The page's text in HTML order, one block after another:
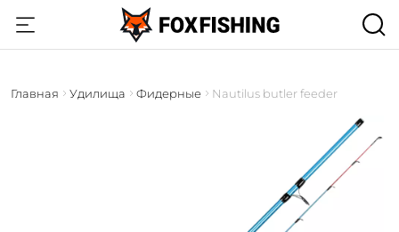
Главная Удилища Фидерные Nautilus butler feeder